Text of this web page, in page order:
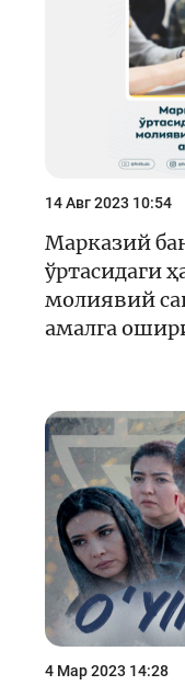
14 Авг 2023 10:54
Марказий
ўртасидаги
молиявий
амалга
4 Мар 2023 14:28